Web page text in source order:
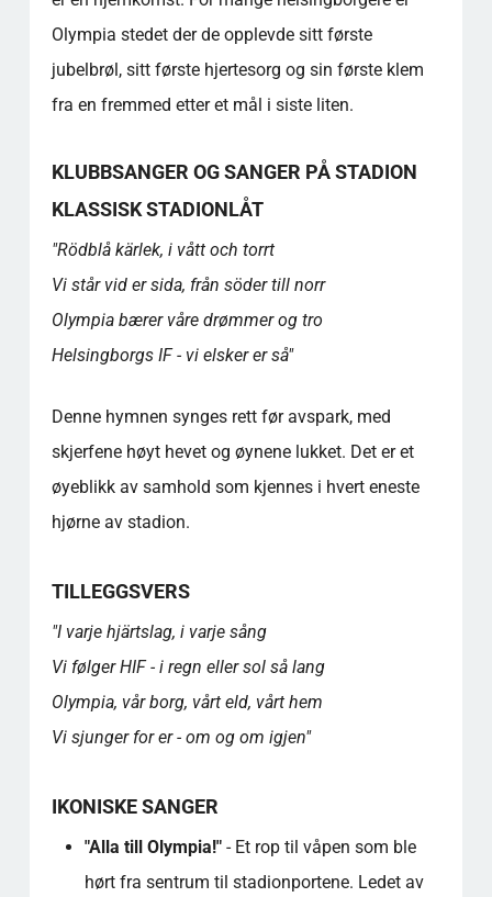
Olympia stedet der de opplevde sitt første
jubelbrøl, sitt første hjertesorg og sin første klem
fra en fremmed etter et mål i siste liten.
KLUBBSANGER OG SANGER PÅ STADION
KLASSISK STADIONLÅT
"Rödblå kärlek, i vått och torrt
Vi står vid er sida, från söder till norr
Olympia bærer våre drømmer og tro
Helsingborgs IF - vi elsker er så"
Denne hymnen synges rett før avspark, med
skjerfene høyt hevet og øynene lukket. Det er et
øyeblikk av samhold som kjennes i hvert eneste
hjørne av stadion.
TILLEGGSVERS
"I varje hjärtslag, i varje sång
Vi følger HIF - i regn eller sol så lang
Olympia, vår borg, vårt eld, vårt hem
Vi sjunger for er - om og om igjen"
IKONISKE SANGER
"Alla till Olympia!"- Et rop til våpen som ble
hørt fra sentrum til stadionportene. Ledet av